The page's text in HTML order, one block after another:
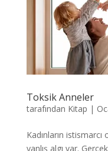
Toksik Anneler
tarafından Kitap |
Kadınların
yanlış algı var.